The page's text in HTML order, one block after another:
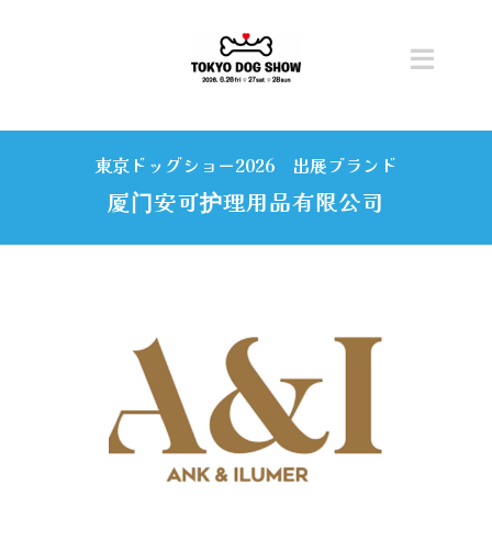
開催概要
チケット
コンテンツ
ステージ・タイムテーブル
東京ドッグショー2026 出展ブランド
厦门安可护理用品有限公司